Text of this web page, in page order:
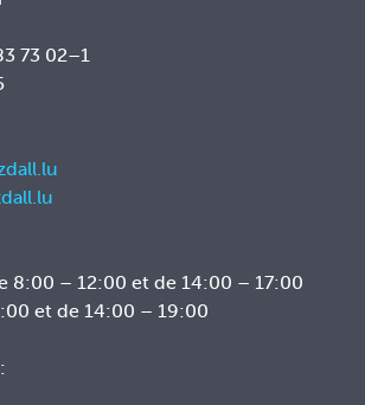
73 02–1
8:00 – 12:00 et de 14:00 – 17:00
et de 14:00 – 19:00
: